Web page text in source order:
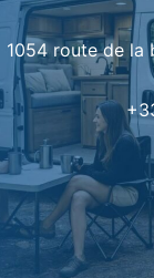
1054 route de la